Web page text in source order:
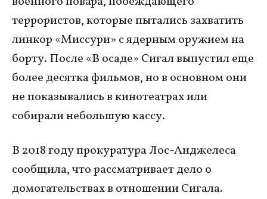
террористов, которые пытались захватить
линкор «Миссури» с ядерным оружием на
борту. После «В осаде» Сигал выпустил еще
более десятка фильмов, но в основном они
не показывались в кинотеатрах или
собирали небольшую кассу.
В 2018 году прокуратура Лос-Анджелеса
сообщила, что рассматривает дело о
домогательствах в отношении Сигала.